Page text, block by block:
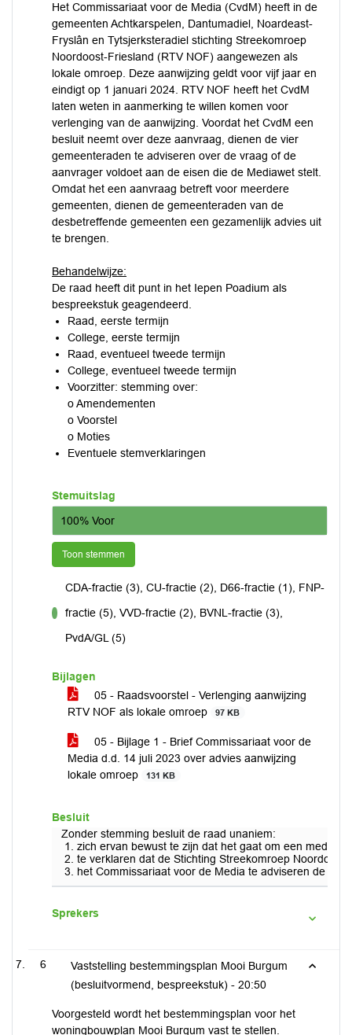
Het Commissariaat voor de Media (CvdM) heeft in de
gemeenten Achtkarspelen, Dantumadiel, Noardeast-
Fryslân en Tytsjerksteradiel stichting Streekomroep
Noordoost-Friesland (RTV NOF) aangewezen als
lokale omroep. Deze aanwijzing geldt voor vijf jaar en
eindigt op 1 januari 2024. RTV NOF heeft het CvdM
laten weten in aanmerking te willen komen voor
verlenging van de aanwijzing. Voordat het CvdM een
besluit neemt over deze aanvraag, dienen de vier
gemeenteraden te adviseren over de vraag of de
aanvrager voldoet aan de eisen die de Mediawet stelt.
Omdat het een aanvraag betreft voor meerdere
gemeenten, dienen de gemeenteraden van de
desbetreffende gemeenten een gezamenlijk advies uit
te brengen.
Behandelwijze:
De raad heeft dit punt in het Iepen Poadium als
bespreekstuk geagendeerd.
Raad, eerste termijn
College, eerste termijn
Raad, eventueel tweede termijn
College, eventueel tweede termijn
Voorzitter: stemming over:
o Amendementen
o Voorstel
o Moties
Eventuele stemverklaringen
Stemuitslag
100% Voor
Toon stemmen
CDA-fractie (3), CU-fractie (2), D66-fractie (1), FNP-
fractie (5), VVD-fractie (2), BVNL-fractie (3),
PvdA/GL (5)
Bijlagen
05 - Raadsvoorstel - Verlenging aanwijzing
RTV NOF als lokale omroep
97 KB
05 - Bijlage 1 - Brief Commissariaat voor de
Media d.d. 14 juli 2023 over advies aanwijzing
lokale omroep
131 KB
Besluit
Zonder stemming besluit de raad unaniem:
zich ervan bewust te zijn dat het gaat om een media-
te verklaren dat de Stichting Streekomroep
het Commissariaat voor de Media te adviseren de
Sprekers
6
Vaststelling bestemmingsplan Mooi Burgum
(besluitvormend, bespreekstuk) -20:50
Voorgesteld wordt het bestemmingsplan voor het
woningbouwplan Mooi Burgum vast te stellen.